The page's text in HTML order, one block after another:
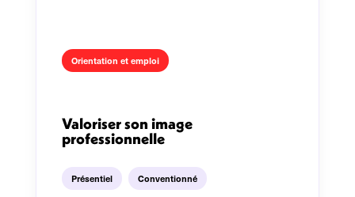
Orientation et emploi
Valoriser son image
professionnelle
Présentiel Conventionné